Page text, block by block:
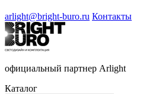
arlight@bright-buro.ru Контакты
официальный партнер Arlight
Каталог